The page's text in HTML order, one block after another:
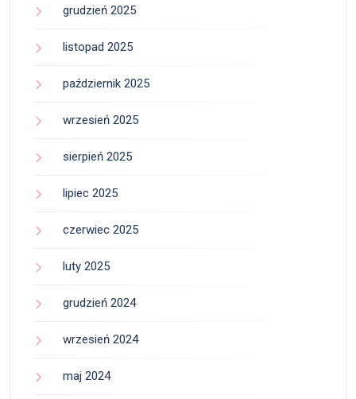
grudzień 2025
listopad 2025
październik 2025
wrzesień 2025
sierpień 2025
lipiec 2025
czerwiec 2025
luty 2025
grudzień 2024
wrzesień 2024
maj 2024